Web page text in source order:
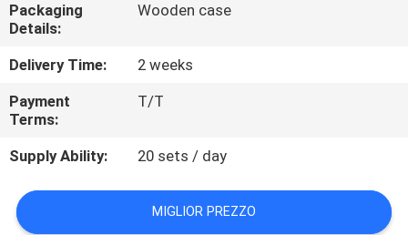
CONTROLLO
DI
QUALITÀ
CONTATTICI
NOTIZIE
Packaging
Details:
Wooden case
Delivery Time:
2 weeks
Payment
Terms:
T/T
Supply Ability: 20 sets / day
MIGLIOR PREZZO